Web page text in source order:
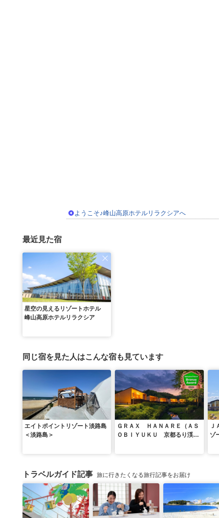
ようこそ♪峰山高原ホテルリラクシアへ
最近見た宿
星空の見えるリゾートホテル
峰山高原ホテルリラクシア
同じ宿を見た人はこんな宿も見ています
エイトポイントリゾート淡路島
＜淡路島＞
ＧＲＡＸ ＨＡＮＡＲＥ（ＡＳ
ＯＢＩＹＵＫＵ 京都るり渓温
Ｊ
ゾ
トラベルガイド記事 旅に行きたくなる旅行記事をお届け